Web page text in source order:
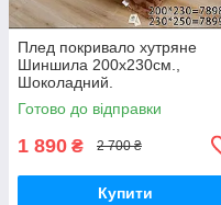
Плед покривало хутряне
Шиншила 200х230см.,
Шоколадний.
Готово до відправки
1 890 ₴ 2 700 ₴
Купити